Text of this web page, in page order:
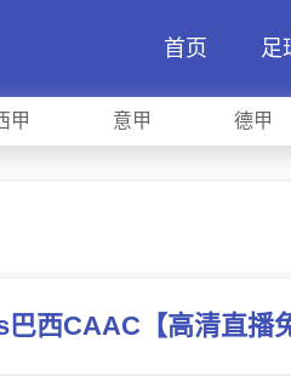
首页 足
甲 意甲 德甲
西CAAC【高清直播